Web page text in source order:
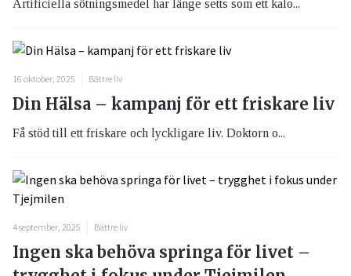
Artificiella sötningsmedel har länge setts som ett kalo...
16 oktober, 2025 Bättre liv
Din Hälsa – kampanj för ett friskare liv
Få stöd till ett friskare och lyckligare liv. Doktorn o...
4 september, 2025 Bättre liv
Ingen ska behöva springa för livet –